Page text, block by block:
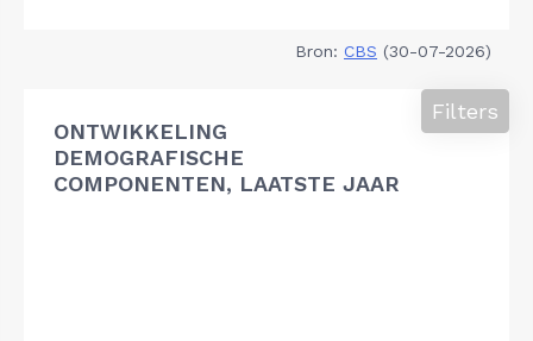
Bron: CBS (30-07-2026)
ONTWIKKELING
DEMOGRAFISCHE
COMPONENTEN, LAATSTE JAAR
Filters